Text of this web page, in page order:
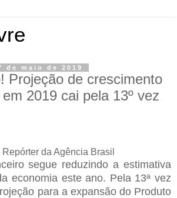
de maio de 2019
Projeção de crescimento
2019 cai pela 13º vez
da Agência Brasil
segue reduzindo a estimativa
economia este ano. Pela 13ª vez
para a expansão do Produto